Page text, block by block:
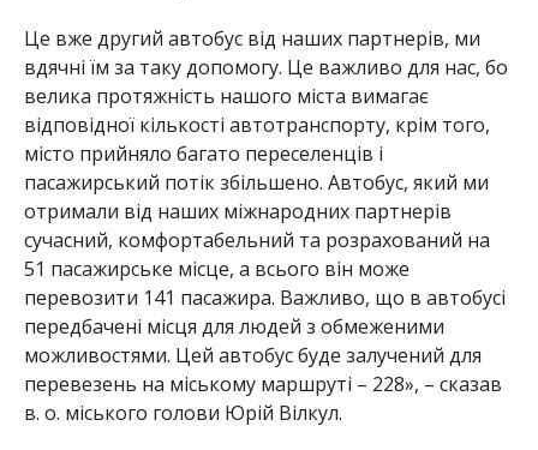
Це вже другий автобус від наших партнерів, ми
вдячні їм за таку допомогу. Це важливо для нас, бо
велика протяжність нашого міста вимагає
відповідної кількості автотранспорту, крім того,
місто прийняло багато переселенців і
пасажирський потік збільшено. Автобус, який ми
отримали від наших міжнародних партнерів
сучасний, комфортабельний та розрахований на
51 пасажирське місце, а всього він може
перевозити 141 пасажира. Важливо, що в автобусі
передбачені місця для людей з обмеженими
можливостями. Цей автобус буде залучений для
перевезень на міському маршруті – 228», – сказав
в. о. міського голови Юрій Вілкул.